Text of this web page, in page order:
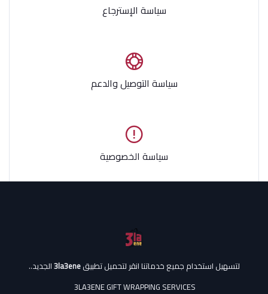
سياسة الإسترجاع
سياسة التوصيل والدعم
سياسة الخصوصية
لتسهيل استخدام جميع خدماتنا انقر لتحميل تطبيق3la3eneالجديد..
3LA3ENE GIFT WRAPPING SERVICES